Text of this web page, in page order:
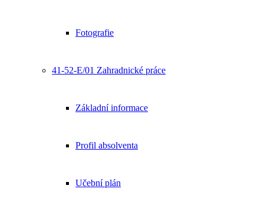
Fotografie
41-52-E/01 Zahradnické práce
Základní informace
Profil absolventa
Učební plán